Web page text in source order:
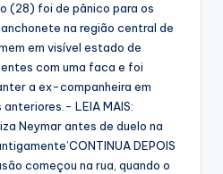
(28) foi de pânico para os
na região central de
em visível estado de
com uma faca e foi
a ex-companheira em
LEIA MAIS:
Neymar antes de duelo na
DEPOIS
começou na rua, quando o